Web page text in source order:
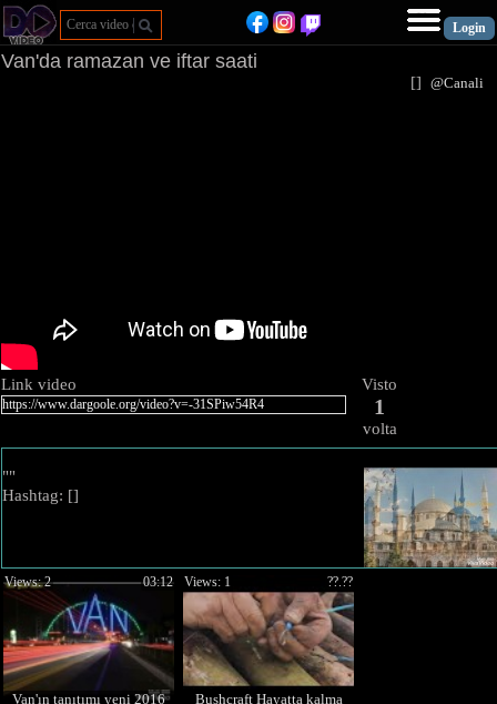
Van'da ramazan ve iftar saati
[] @Canali
Link video Visto
1
volta
""
Hashtag: []
Van'ın tanıtımı yeni 2016
03:12
Views: 2
Bushcraft Hayatta kalma
??.??
Views: 1